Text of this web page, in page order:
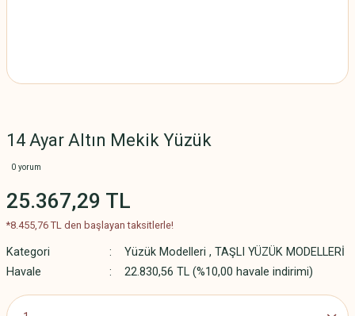
14 Ayar Altın Mekik Yüzük
0 yorum
25.367,29 TL
*8.455,76 TL den başlayan taksitlerle!
Kategori Yüzük Modelleri , TAŞLI YÜZÜK MODELLERİ
Havale
22.830,56 TL (%10,00 havale indirimi)